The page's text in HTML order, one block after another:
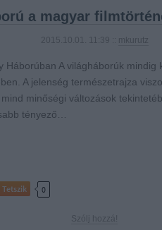
a magyar
2015.10.01. 11:39 :: mkurutz
Háborúban A világháborúk
A jelenség természetrajza
minőségi változások
tényező…
Tetszik 0
Szólj hozzá!